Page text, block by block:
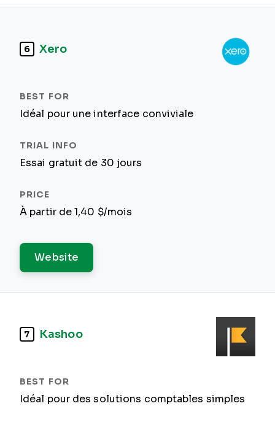
6 Xero
Idéal pour une interface conviviale
Essai gratuit de 30 jours
À partir de 1,40 $/mois
Website
7 Kashoo
Idéal pour des solutions comptables simples